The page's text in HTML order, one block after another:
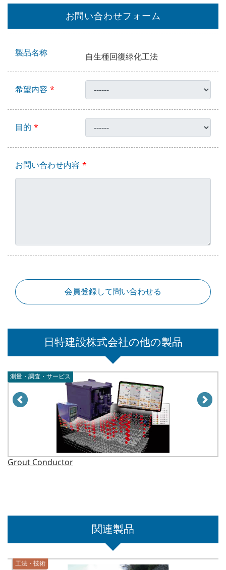
お問い合わせフォーム
製品名称 自生種回復緑化工法
希望内容
目的
お問い合わせ内容
会員登録して問い合わせる
日特建設株式会社の他の製品
測量・調査・サービス
測量・調査・サービス
Grout Conductor
関連製品
工法・技術
工法・技術